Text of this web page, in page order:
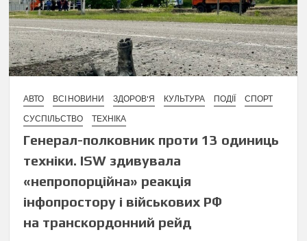
АВТО ВСІ НОВИНИ ЗДОРОВ'Я КУЛЬТУРА ПОДІЇ
СПОРТ
СУСПІЛЬСТВО
ТЕХНІКА
Генерал-полковник проти 13 одиниць
техніки. ISW здивувала
«непропорційна» реакція
інфопростору і військових РФ
на транскордонний рейд